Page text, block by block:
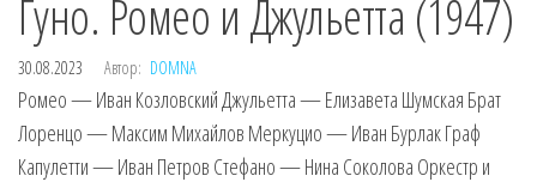
Гуно. Ромео и Джульетта (1947)
30.08.2023 Автор: DOMNA
Ромео — Иван Козловский Джульетта — Елизавета Шумская Брат
Лоренцо — Максим Михайлов Меркуцио — Иван Бурлак Граф
Капулетти — Иван Петров Стефано — Нина Соколова Оркестр и